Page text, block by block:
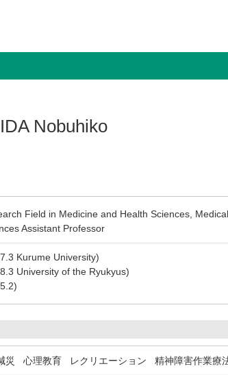
Nobuhiko
Field in Medicine and Health Sciences,
Assistant Professor
Kurume University)
University of the Ryukyus)
災 心理教育 レクリエーション 精神障害作業療